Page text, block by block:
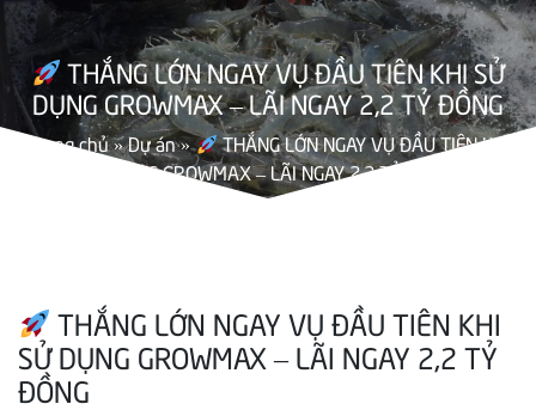
THẮNG LỚN NGAY VỤ ĐẦU TIÊN KHI SỬ
DỤNG GROWMAX – LÃI NGAY 2,2 TỶ ĐỒNG
Trang chủ»Dự án»
THẮNG LỚN NGAY VỤ ĐẦU TIÊN KHI
SỬ DỤNG GROWMAX – LÃI NGAY 2,2 TỶ ĐỒNG
THẮNG LỚN NGAY VỤ ĐẦU TIÊN KHI
SỬ DỤNG GROWMAX – LÃI NGAY 2,2 TỶ
ĐỒNG